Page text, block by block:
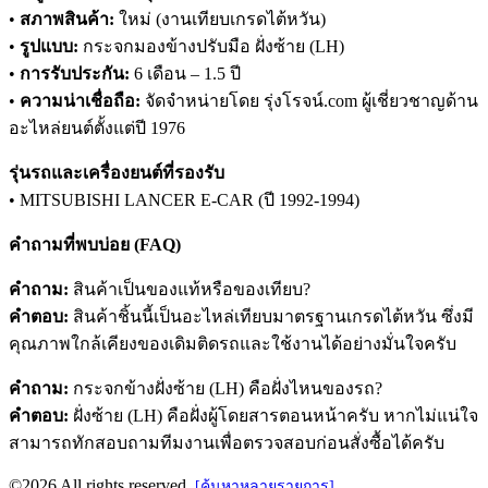
• สภาพสินค้า: ใหม่ (งานเทียบเกรดไต้หวัน)
• รูปแบบ: กระจกมองข้างปรับมือ ฝั่งซ้าย (LH)
• การรับประกัน: 6 เดือน – 1.5 ปี
• ความน่าเชื่อถือ: จัดจำหน่ายโดย รุ่งโรจน์.com ผู้เชี่ยวชาญด้าน
อะไหล่ยนต์ตั้งแต่ปี 1976
รุ่นรถและเครื่องยนต์ที่รองรับ
• MITSUBISHI LANCER E-CAR (ปี 1992-1994)
คำถามที่พบบ่อย (FAQ)
คำถาม: สินค้าเป็นของแท้หรือของเทียบ?
คำตอบ: สินค้าชิ้นนี้เป็นอะไหล่เทียบมาตรฐานเกรดไต้หวัน ซึ่งมี
คุณภาพใกล้เคียงของเดิมติดรถและใช้งานได้อย่างมั่นใจครับ
คำถาม: กระจกข้างฝั่งซ้าย (LH) คือฝั่งไหนของรถ?
คำตอบ: ฝั่งซ้าย (LH) คือฝั่งผู้โดยสารตอนหน้าครับ หากไม่แน่ใจ
สามารถทักสอบถามทีมงานเพื่อตรวจสอบก่อนสั่งซื้อได้ครับ